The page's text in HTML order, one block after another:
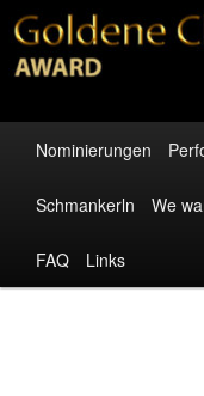
Zum
Inhalt
wechseln
Gemeinnützige
Nominierungen
Schmankerln We
FAQ Links